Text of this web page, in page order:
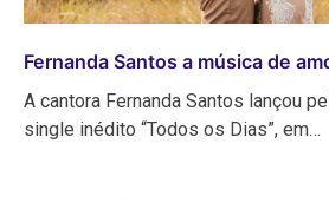
Fernanda Santos a música de
A cantora Fernanda Santos lançou
single inédito “Todos os Dias”, em…